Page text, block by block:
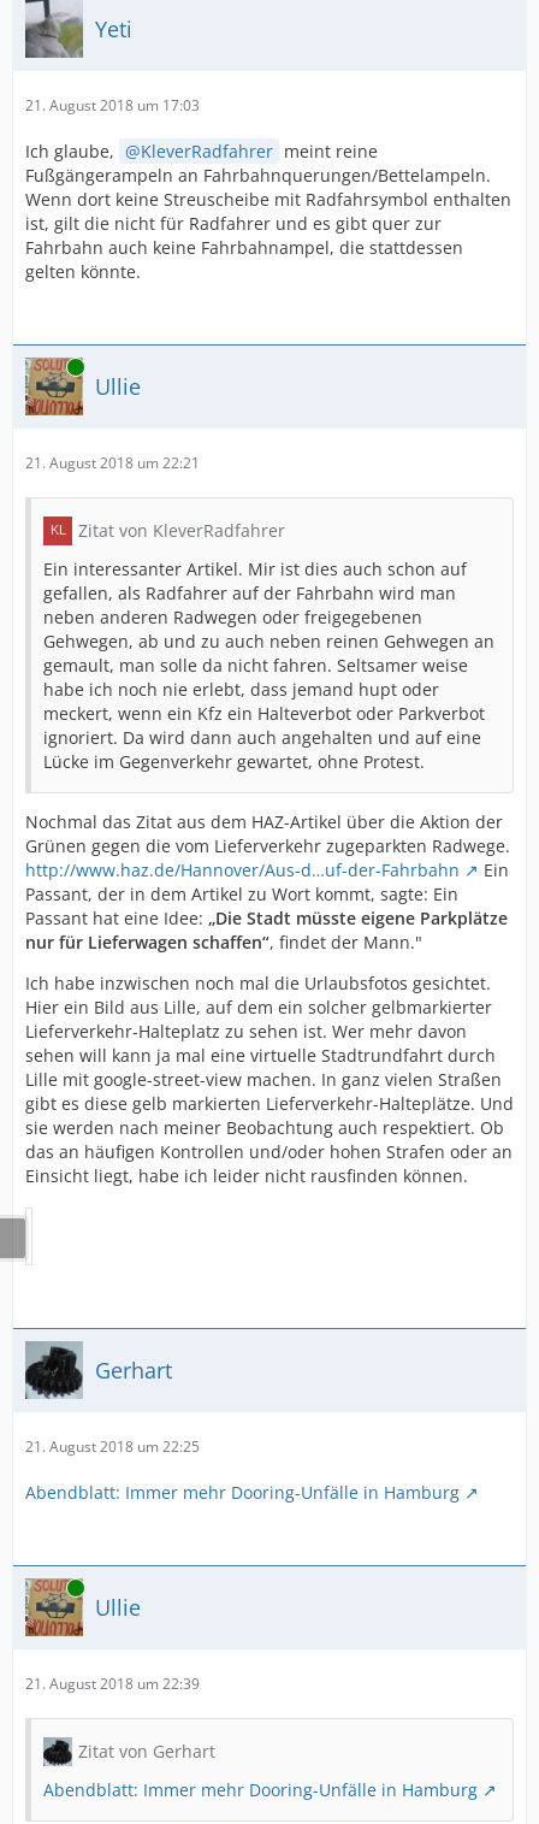
Yeti
21. August 2018 um 17:03
Ich glaube, KleverRadfahrer meint reine
Fußgängerampeln an Fahrbahnquerungen/Bettelampeln.
Wenn dort keine Streuscheibe mit Radfahrsymbol enthalten
ist, gilt die nicht für Radfahrer und es gibt quer zur
Fahrbahn auch keine Fahrbahnampel, die stattdessen
gelten könnte.
Online
Ullie
21. August 2018 um 22:21
Zitat von KleverRadfahrer
Ein interessanter Artikel. Mir ist dies auch schon auf
gefallen, als Radfahrer auf der Fahrbahn wird man
neben anderen Radwegen oder freigegebenen
Gehwegen, ab und zu auch neben reinen Gehwegen an
gemault, man solle da nicht fahren. Seltsamer weise
habe ich noch nie erlebt, dass jemand hupt oder
meckert, wenn ein Kfz ein Halteverbot oder Parkverbot
ignoriert. Da wird dann auch angehalten und auf eine
Lücke im Gegenverkehr gewartet, ohne Protest.
Nochmal das Zitat aus dem HAZ-Artikel über die Aktion der
Grünen gegen die vom Lieferverkehr zugeparkten Radwege.
http://www.haz.de/Hannover/Aus-d…uf-der-Fahrbahn
Ein
Passant, der in dem Artikel zu Wort kommt, sagte: Ein
Passant hat eine Idee: „Die Stadt müsste eigene Parkplätze
nur für Lieferwagen schaffen“, findet der Mann."
Ich habe inzwischen noch mal die Urlaubsfotos gesichtet.
Hier ein Bild aus Lille, auf dem ein solcher gelbmarkierter
Lieferverkehr-Halteplatz zu sehen ist. Wer mehr davon
sehen will kann ja mal eine virtuelle Stadtrundfahrt durch
Lille mit google-street-view machen. In ganz vielen Straßen
gibt es diese gelb markierten Lieferverkehr-Halteplätze. Und
sie werden nach meiner Beobachtung auch respektiert. Ob
das an häufigen Kontrollen und/oder hohen Strafen oder an
Einsicht liegt, habe ich leider nicht rausfinden können.
Gerhart
21. August 2018 um 22:25
Abendblatt: Immer mehr Dooring-Unfälle in Hamburg
Online
Ullie
21. August 2018 um 22:39
Zitat von Gerhart
Abendblatt: Immer mehr Dooring-Unfälle in Hamburg